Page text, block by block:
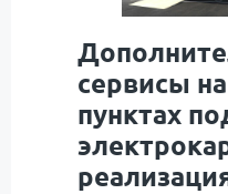
сервисы
пунктах